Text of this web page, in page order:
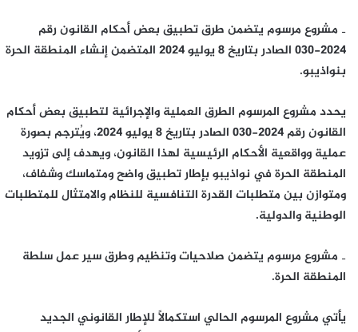
‐ مشروع مرسوم يتضمن طرق تطبيق بعض أحكام القانون رقم
2024-030 الصادر بتاريخ 8 يوليو 2024 المتضمن إنشاء المنطقة الحرة
بنواذيبو.
يحدد مشروع المرسوم الطرق العملية والإجرائية لتطبيق بعض أحكام
القانون رقم 2024-030 الصادر بتاريخ 8 يوليو 2024، ويُترجم بصورة
عملية وواقعية الأحكام الرئيسية لهذا القانون، ويهدف إلى تزويد
المنطقة الحرة في نواذيبو بإطار تطبيق واضح ومتماسك وشفاف،
ومتوازن بين متطلبات القدرة التنافسية للنظام والامتثال للمتطلبات
الوطنية والدولية.
‐ مشروع مرسوم يتضمن صلاحيات وتنظيم وطرق سير عمل سلطة
المنطقة الحرة.
يأتي مشروع المرسوم الحالي استكمالاً للإطار القانوني الجديد